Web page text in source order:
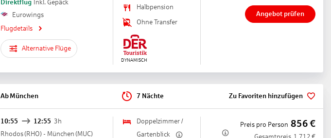
Direktflug Inkl. Gepäck
Eurowings
Flugdetails
Alternative Flüge
Halbpension
Ohne Transfer
Angebot prüfen
Ab München 7 Nächte Zu Favoriten hinzufügen
10:55 12:55 3h
Rhodos(RHO) - München (MUC)
Doppelzimmer /
Gartenblick
Preis pro Person 856€